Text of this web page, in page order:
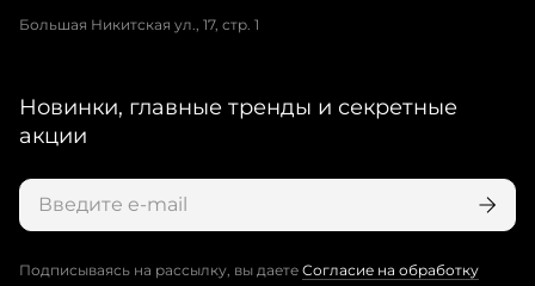
Большая Никитская ул., 17, стр. 1
Новинки, главные тренды и секретные
акции
Подписываясь на рассылку, вы даете Согласие на обработку